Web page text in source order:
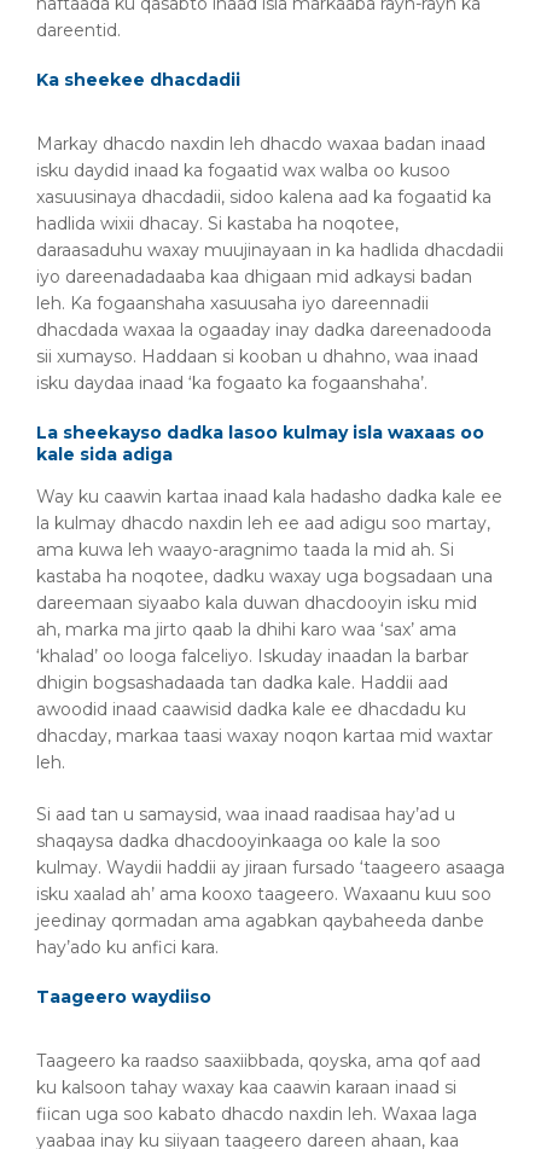
dareentid.
Ka sheekee dhacdadii
Markay dhacdo naxdin leh dhacdo waxaa badan inaad
isku daydid inaad ka fogaatid wax walba oo kusoo
xasuusinaya dhacdadii, sidoo kalena aad ka fogaatid ka
hadlida wixii dhacay. Si kastaba ha noqotee,
daraasaduhu waxay muujinayaan in ka hadlida dhacdadii
iyo dareenadadaaba kaa dhigaan mid adkaysi badan
leh. Ka fogaanshaha xasuusaha iyo dareennadii
dhacdada waxaa la ogaaday inay dadka dareenadooda
sii xumayso. Haddaan si kooban u dhahno, waa inaad
isku daydaa inaad ‘ka fogaato ka fogaanshaha’.
La sheekayso dadka lasoo kulmay isla waxaas oo
kale sida adiga
Way ku caawin kartaa inaad kala hadasho dadka kale ee
la kulmay dhacdo naxdin leh ee aad adigu soo martay,
ama kuwa leh waayo-aragnimo taada la mid ah. Si
kastaba ha noqotee, dadku waxay uga bogsadaan una
dareemaan siyaabo kala duwan dhacdooyin isku mid
ah, marka ma jirto qaab la dhihi karo waa ‘sax’ ama
‘khalad’ oo looga falceliyo. Iskuday inaadan la barbar
dhigin bogsashadaada tan dadka kale. Haddii aad
awoodid inaad caawisid dadka kale ee dhacdadu ku
dhacday, markaa taasi waxay noqon kartaa mid waxtar
leh.
Si aad tan u samaysid, waa inaad raadisaa hay’ad u
shaqaysa dadka dhacdooyinkaaga oo kale la soo
kulmay. Waydii haddii ay jiraan fursado ‘taageero asaaga
isku xaalad ah’ ama kooxo taageero. Waxaanu kuu soo
jeedinay qormadan ama agabkan qaybaheeda danbe
hay’ado ku anfici kara.
Taageero waydiiso
Taageero ka raadso saaxiibbada, qoyska, ama qof aad
ku kalsoon tahay waxay kaa caawin karaan inaad si
fiican uga soo kabato dhacdo naxdin leh. Waxaa laga
yaabaa inay ku siiyaan taageero dareen ahaan, kaa